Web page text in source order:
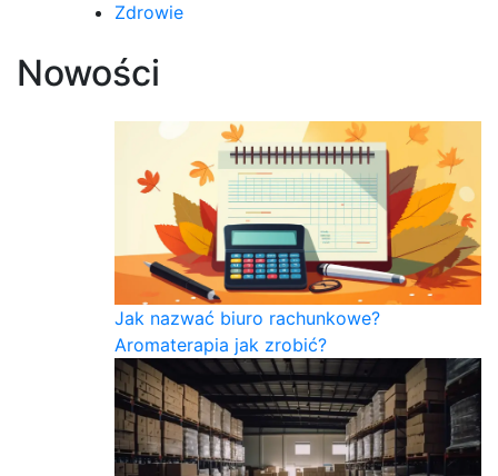
Zdrowie
Nowości
Jak nazwać biuro rachunkowe?
Aromaterapia jak zrobić?